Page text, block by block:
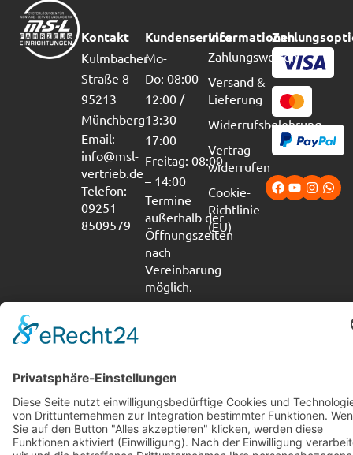
Kontakt
Kulmbacher
Straße 8
95213
Münchberg
Email:
info@msl-
vertrieb.de
Telefon:
09251
8509579
Kundenservice
Mo-
Do: 08:00 –
12:00 /
13:30 –
17:00
Freitag: 08:00
– 14:00
Termine
außerhalb der
Öffnungszeiten
nach
Vereinbarung
möglich.
Informationen
Zahlungsweisen
Versand &
Lieferung
Widerrufsbelehrung
Vertrag
widerrufen
Cookie-
Richtlinie
(EU)
Impressum Datenschutz
Erklärung zur Barrierefreiheit
Copyright © 2026 M-S-L Fahrzeugeinrichtungen e.K.